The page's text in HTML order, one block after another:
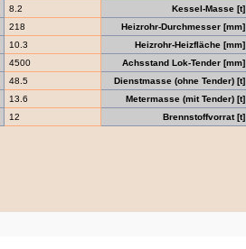
8.2 Kessel-Masse [t]
218 Heizrohr-Durchmesser [mm]
10.3 Heizrohr-Heizfläche [mm]
4500 Achsstand Lok-Tender [mm]
48.5 Dienstmasse (ohne Tender) [t]
13.6 Metermasse (mit Tender) [t]
12 Brennstoffvorrat [t]